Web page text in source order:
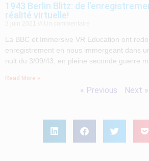
1943 Berlin Blitz: de
réalité virtuelle!
La BBC et Immersive VR Education ont
enregistrement en nous immergeant dans
nuit du 3/09/43, en pleine seconde guerre
Read More »
« Previous Next »